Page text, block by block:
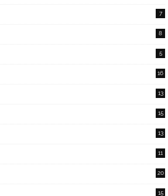
7
8
5
16
13
15
13
11
20
15